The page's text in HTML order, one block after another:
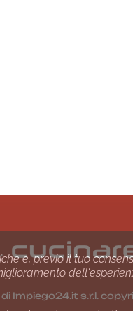
Impiego24.it s.r.l.
e, previo il tuo